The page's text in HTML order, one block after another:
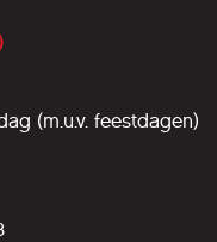
(m.u.v. feestdagen)